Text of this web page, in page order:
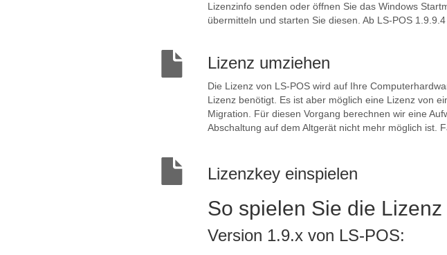
Lizenzinfo senden oder öffnen Sie das Windows
übermitteln und starten Sie diesen. Ab LS-POS
Lizenz umziehen
Die Lizenz von LS-POS wird auf Ihre
Lizenz benötigt. Es ist aber möglich eine Lizenz von
Migration. Für diesen Vorgang berechnen wir eine
Abschaltung auf dem Altgerät nicht mehr möglich ist.
Lizenzkey einspielen
So spielen Sie die
Version 1.9.x von LS-POS: